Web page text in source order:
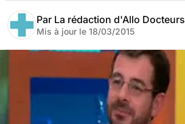
Par La rédaction d'Allo Docteurs
Mis à jour le 18/03/2015